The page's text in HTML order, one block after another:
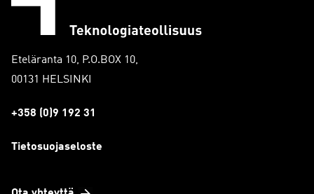
Eteläranta 10, P.O.BOX 10,
00131 HELSINKI
+358 (0)9 192 31
Tietosuojaseloste